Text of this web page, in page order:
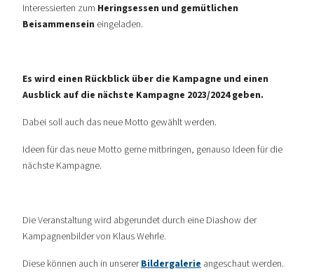
Interessierten zum Heringsessen und gemütlichen
Beisammensein eingeladen.
Es wird einen Rückblick über die Kampagne und einen
Ausblick auf die nächste Kampagne 2023/2024geben.
Dabei soll auch das neue Motto gewählt werden.
Ideen für das neue Motto gerne mitbringen, genauso Ideen für die
nächste Kampagne.
Die Veranstaltung wird abgerundet durch eine Diashow der
Kampagnenbilder von Klaus Wehrle.
Diese können auch in unsererBildergalerie angeschaut werden.